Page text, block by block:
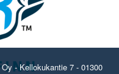
- Kellokukantie 7 - 01300